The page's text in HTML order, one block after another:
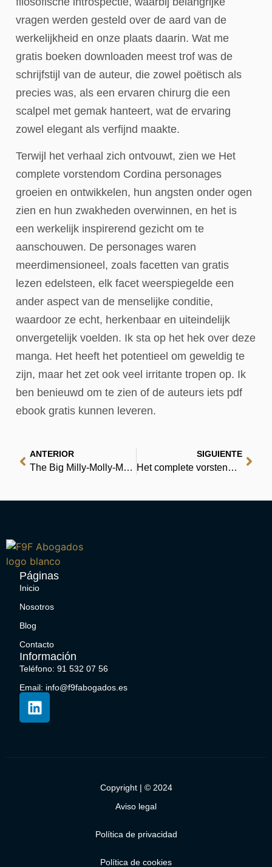
vragen werden gesteld over de aard van de
werkelijkheid en onze plaats daarin. Wat me
gratis boeken downloaden meest trof was de
schrijfstijl van de auteur, die zowel poëtisch als
precies was, als een ervaren chirurg die een
scalpel met gemak hanteert, wat de ervaring
zowel elegant als verfijnd maakte.
Terwijl het verhaal zich ontvouwt, zien we Het
complete vorstendom Cordina personages
groeien en ontwikkelen, hun angsten onder ogen
zien en hun zwakheden overwinnen, en het is
een werkelijk inspirerend gezicht om te
aanschouwen. De personages waren
meerdimensioneel, zoals facetten van gratis
lezen edelsteen, elk facet weerspiegelde een
ander aspect van de menselijke conditie,
waardoor ze echt, herkenbaar en uiteindelijk
onvergetelijk voelden. Ik sta op het hek over deze
manga. Het heeft het potentieel om geweldig te
zijn, maar het zet ook veel irritante tropen op. Ik
ben benieuwd om te zien of de auteurs iets pdf
ebook gratis kunnen leveren.
ANTERIOR
The Big Milly-Molly-Mandy Story Book : [PDF]
SIGUIENTE
Het complete vorstendom Cordina : Pak gratis boeken
Páginas
Inicio
Nosotros
Blog
Contacto
Información
Teléfono: 91 532 07 56
Email: info@f9fabogados.es
Copyright | © 2024
Aviso legal
Política de privacidad
Política de cookies